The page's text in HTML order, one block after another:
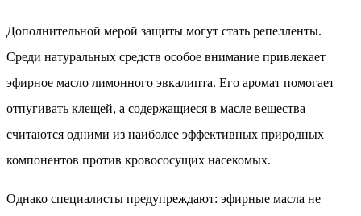
Дополнительной мерой защиты могут стать репелленты.
Среди натуральных средств особое внимание привлекает
эфирное масло лимонного эвкалипта. Его аромат помогает
отпугивать клещей, а содержащиеся в масле вещества
считаются одними из наиболее эффективных природных
компонентов против кровососущих насекомых.
Однако специалисты предупреждают: эфирные масла не